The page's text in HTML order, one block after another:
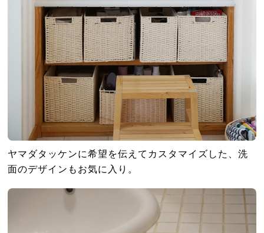
ヤマダタッケンに希望を伝えてカスタマイズした、洗
面のデザインもお気に入り。